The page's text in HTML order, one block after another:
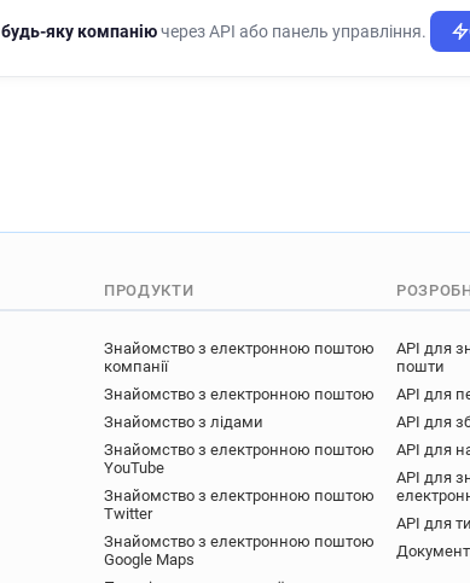
будь-яку компаніючерез API або панель управління.
ПРОДУКТИ
Знайомство з електронною поштою
компанії
Знайомство з електронною поштою
Знайомство з лідами
Знайомство з електронною поштою
YouTube
Знайомство з електронною поштою
Twitter
Знайомство з електронною поштою
Google Maps
API для
пошти
API для
API для
API для
API для
API для